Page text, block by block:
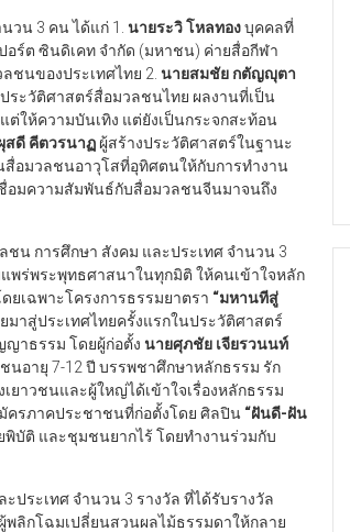
วน 3 คน ได้แก่ 1. นายระวิ โหลทองบุคคลที่
อร์ต ซินดิเคท จำกัด (มหาชน) ค่ายสื่อกีฬา
นของประเทศไทย 2. นายสมชัย กตัญญุตา
ระวัติศาสตร์สื่อมวลชนไทย ผลงานที่เป็น
ต่ให้ความบันเทิง แต่ยังเป็นกระจกสะท้อน
สดี คีตวรนาฏ ผู้สร้างประวัติศาสตร์ในฐานะ
อมวลชนอาวุโสที่อุทิศตนให้กับการทำงาน
อมความสัมพันธ์กับสื่อมวลชนจีนมาจนถึง
น การศึกษา สังคม และประเทศ จำนวน 3
แพร่พระพุทธศาสนาในทุกมิติ ให้คนเข้าใจหลัก
เฉพาะโครงการธรรมยาตรา “มหานทีสู่
าสู่ประเทศไทยครั้งแรกในประวัติศาสตร์
ญาธรรม โดยผู้ก่อตั้ง นายศุภชัย เจียรวนนท์
นอายุ 7-12 ปี บรรพชาศึกษาหลักธรรม รัก
ยาวชนและผู้ใหญ่ได้เข้าใจเรื่องหลักธรรม
ครภาคประชาชนที่ก่อตั้งโดย ศิลปิน “ฝันดี-ฝัน
บัติ และชุมชนยากไร้ โดยทำงานร่วมกับ
ระเทศ จำนวน 3 รางวัล ที่ได้รับรางวัล
ลิกโฉมเปลี่ยนสวนผลไม้ธรรมดาให้กลาย